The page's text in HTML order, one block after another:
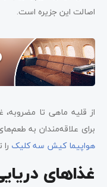
اصالت این جزیره است.
از قلیه ماهی تا
برای علاقه‌مندان به
هواپیما کیش سه کلیک
غذاهای